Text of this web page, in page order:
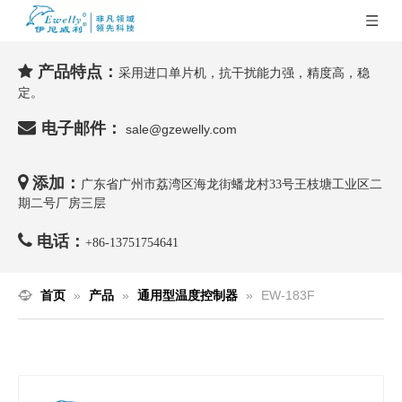
 产品特点： 采用进口单片机，抗干扰能力强，精度高，稳
定。
 电子邮件： sale@gzewelly.com
 添加：
广东省广州市荔湾区海龙街蟠龙村33号王枝塘工业区二
期二号厂房三层
 电话： +86-13751754641
首页 » 产品 » 通用型温度控制器 » EW-183F